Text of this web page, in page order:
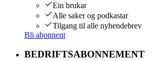
Ein brukar
Alle saker og podkastar
Tilgang til alle nyhendebrev
Bli abonnent
BEDRIFTSABONNEMENT